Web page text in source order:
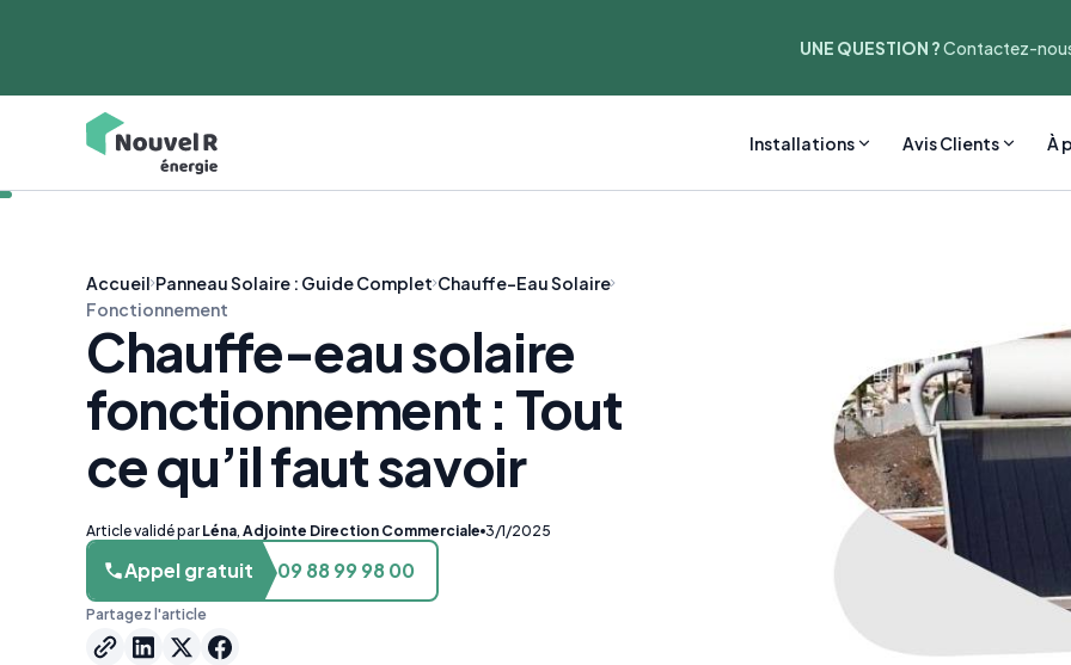
UNE QUESTION ?Contactez-
Installations Avis Clients À
Accueil Panneau Solaire : Guide Complet Chauffe-Eau Solaire
Fonctionnement
Chauffe-eau solaire
fonctionnement : Tout
ce qu’il faut savoir
Article validé par Léna, Adjointe Direction Commerciale 3/1/2025
Appel gratuit 09 88 99 98 00
Partagez l'article